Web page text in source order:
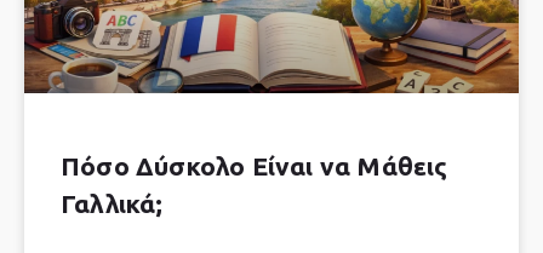
Πόσο Δύσκολο Είναι να Μάθεις
Γαλλικά;